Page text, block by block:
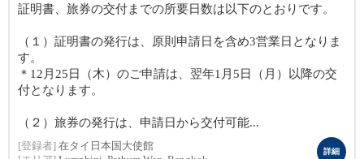
証明書、旅券の交付までの所要日数は以下のとおりです。
（１）証明書の発行は、原則申請日を含め3営業日となりま
す。
＊12月25日（木）のご申請は、翌年1月5日（月）以降の交
付となります。
（２）旅券の発行は、申請日から交付可能...
[登録者] 在タイ日本国大使館
詳細